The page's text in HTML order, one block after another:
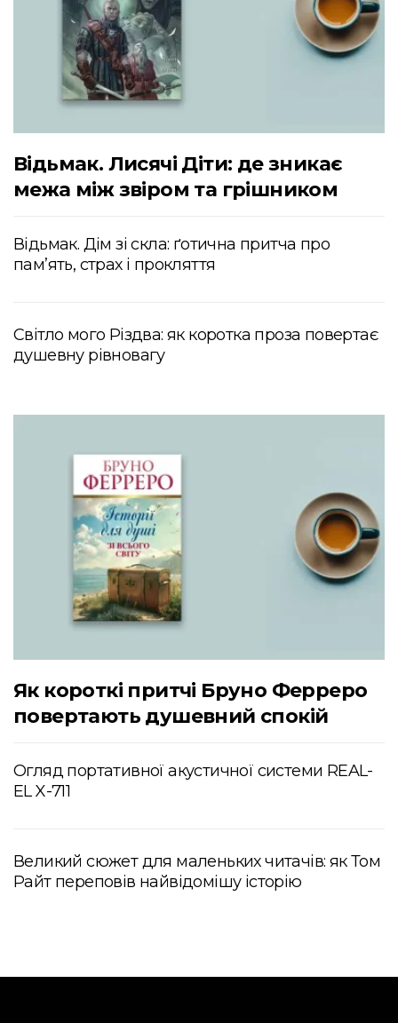
Відьмак. Лисячі Діти: де зникає
межа між звіром та грішником
Відьмак. Дім зі скла: ґотична притча про
пам’ять, страх і прокляття
Світло мого Різдва: як коротка проза повертає
душевну рівновагу
Як короткі притчі Бруно Ферреро
повертають душевний спокій
Огляд портативної акустичної системи REAL-
EL X-711
Великий сюжет для маленьких читачів: як Том
Райт переповів найвідомішу історію